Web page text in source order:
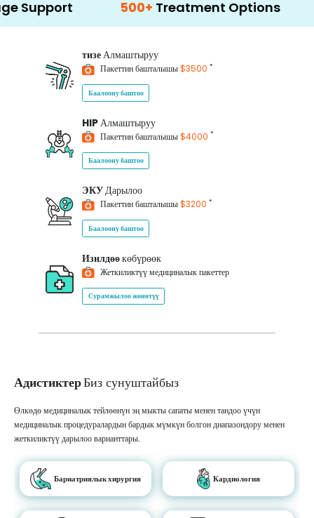
500+ Treatment Options
тизеАлмаштыруу
Пакеттин башталышы$3500 *
Баалоону баштоо
HIPАлмаштыруу
Пакеттин башталышы$4000 *
Баалоону баштоо
ЭКУДарылоо
Пакеттин башталышы$3200 *
Баалоону баштоо
Изилдөөкөбүрөөк
Жеткиликтүү медициналык пакеттер
Сурамжылоо жөнөтүү
АдистиктерБиз сунуштайбыз
Өлкөдө медициналык тейлөөнүн эң мыкты сапаты менен тандоо үчүн
медициналык процедуралардын бардык мүмкүн болгон диапазондору менен
жеткиликтүү дарылоо варианттары.
Бариатриялык хирургия Кардиология